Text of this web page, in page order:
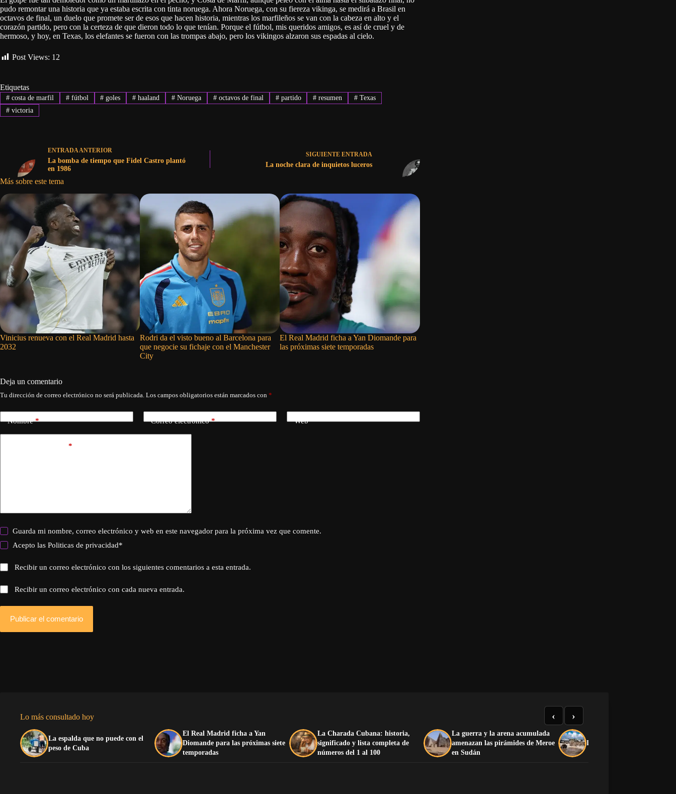
pudo remontar una historia que ya estaba escrita con tinta noruega. Ahora Noruega, con su fiereza vikinga, se medirá a Brasil en
octavos de final, un duelo que promete ser de esos que hacen historia, mientras los marfileños se van con la cabeza en alto y el
corazón partido, pero con la certeza de que dieron todo lo que tenían. Porque el fútbol, mis queridos amigos, es así de cruel y de
hermoso, y hoy, en Texas, los elefantes se fueron con las trompas abajo, pero los vikingos alzaron sus espadas al cielo.
Post Views: 12
Etiquetas
#costa de marfil #fútbol # goles # haaland # Noruega #octavos de final #partido # resumen # Texas
#victoria
ENTRADAANTERIOR
La bomba de tiempo que Fidel Castro plantó
en 1986
SIGUIENTE ENTRADA
La noche clara de inquietos luceros
Más sobre este tema
Vinicius renueva con el Real Madrid hasta
2032
Rodri da el visto bueno al Barcelona para
que negocie su fichaje con el Manchester
City
El Real Madrid ficha a Yan Diomande para
las próximas siete temporadas
Deja un comentario
Tu dirección de correo electrónico no será publicada. Los campos obligatorios están marcados con *
Nombre* Correo electrónico* Web
*
Guarda mi nombre, correo electrónico y web en este navegador para la próxima vez que comente.
Acepto lasPoliticas de privacidad*
Recibir un correo electrónico con los siguientes comentarios a esta entrada.
Recibir un correo electrónico con cada nueva entrada.
Publicar el comentario
Lo más consultado hoy
La espalda que no puede con el
peso de Cuba
El Real Madrid ficha a Yan
Diomande para las próximas siete
temporadas
La Charada Cubana: historia,
significado y lista completa de
números del 1 al 100
La guerra y la arena acumulada
amenazan las pirámides de Meroe
en Sudán
La mañana que partió la
‹ ›